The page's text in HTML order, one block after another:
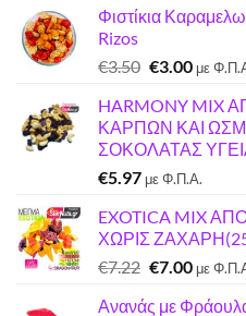
Φιστίκια
Rizos
€3.50 Original
was:
€3.50.
€3.00Η
τιμή
είναι:
€3.00.
με
HARMONY
ΚΑΡΠΩΝ ΚΑΙ
ΣΟΚΟΛΑΤΑΣ
€5.97 με Φ.Π.Α.
EXOTICA MIX
ΧΩΡΙΣ
€7.22 Original
was:
€7.00Η
τιμή
με
Ανανάς με